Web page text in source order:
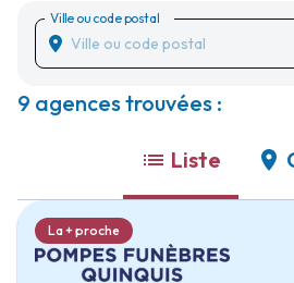
Ville ou code postal
9 agences trouvées :
Liste
La + proche